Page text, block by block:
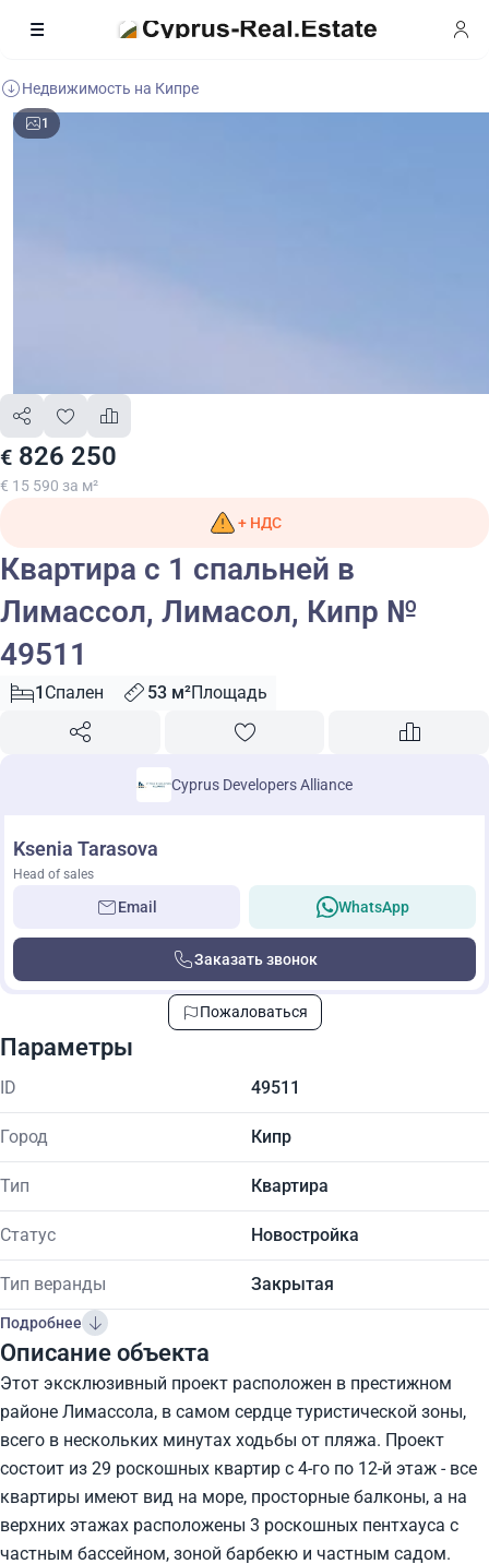
Недвижимость на Кипре
1
€ 826 250
€ 15 590 за м²
+ НДС
Квартира с 1 спальней в
Лимассол, Лимасол, Кипр №
49511
1 Спален 53 м²Площадь
Cyprus Developers Alliance
Ksenia Tarasova
Head of sales
Email WhatsApp
Заказать звонок
Пожаловаться
Параметры
ID 49511
Город Кипр
Тип Квартира
Статус Новостройка
Тип веранды Закрытая
Подробнее
Описание объекта
Этот эксклюзивный проект расположен в престижном
районе Лимассола, в самом сердце туристической зоны,
всего в нескольких минутах ходьбы от пляжа. Проект
состоит из 29 роскошных квартир с 4-го по 12-й этаж - все
квартиры имеют вид на море, просторные балконы, а на
верхних этажах расположены 3 роскошных пентхауса с
частным бассейном, зоной барбекю и частным садом.